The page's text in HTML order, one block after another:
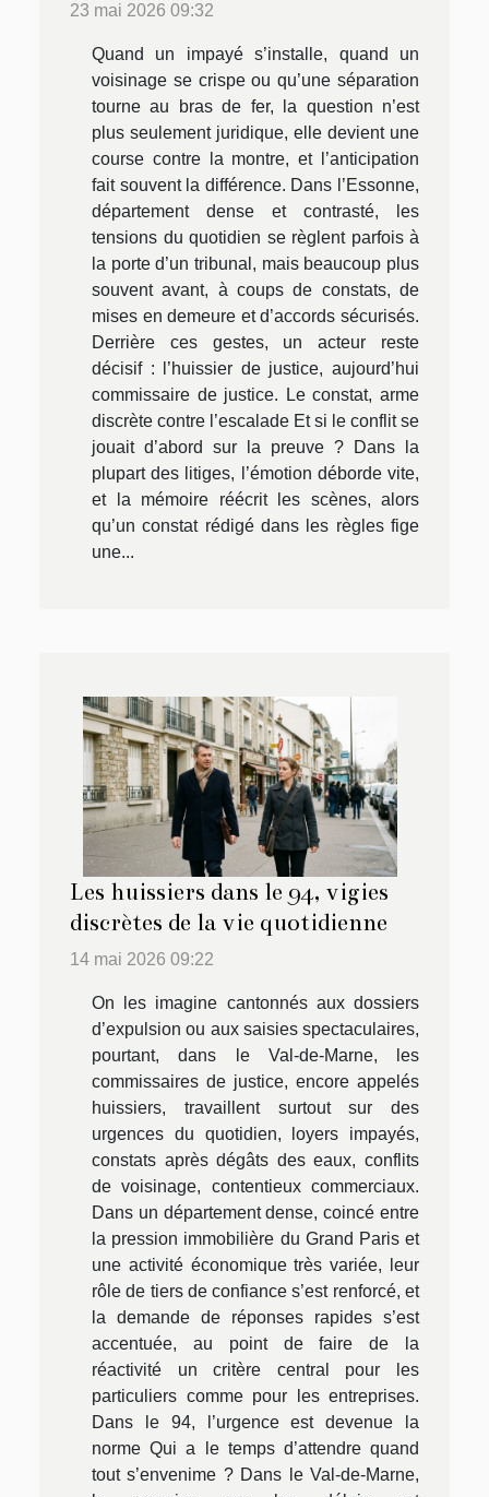
23 mai 2026 09:32
Quand un impayé s’installe, quand un
voisinage se crispe ou qu’une séparation
tourne au bras de fer, la question n’est
plus seulement juridique, elle devient une
course contre la montre, et l’anticipation
fait souvent la différence. Dans l’Essonne,
département dense et contrasté, les
tensions du quotidien se règlent parfois à
la porte d’un tribunal, mais beaucoup plus
souvent avant, à coups de constats, de
mises en demeure et d’accords sécurisés.
Derrière ces gestes, un acteur reste
décisif : l’huissier de justice, aujourd’hui
commissaire de justice. Le constat, arme
discrète contre l’escalade Et si le conflit se
jouait d’abord sur la preuve ? Dans la
plupart des litiges, l’émotion déborde vite,
et la mémoire réécrit les scènes, alors
qu’un constat rédigé dans les règles fige
une...
Les huissiers dans le 94, vigies
discrètes de la vie quotidienne
14 mai 2026 09:22
On les imagine cantonnés aux dossiers
d’expulsion ou aux saisies spectaculaires,
pourtant, dans le Val-de-Marne, les
commissaires de justice, encore appelés
huissiers, travaillent surtout sur des
urgences du quotidien, loyers impayés,
constats après dégâts des eaux, conflits
de voisinage, contentieux commerciaux.
Dans un département dense, coincé entre
la pression immobilière du Grand Paris et
une activité économique très variée, leur
rôle de tiers de confiance s’est renforcé, et
la demande de réponses rapides s’est
accentuée, au point de faire de la
réactivité un critère central pour les
particuliers comme pour les entreprises.
Dans le 94, l’urgence est devenue la
norme Qui a le temps d’attendre quand
tout s’envenime ? Dans le Val-de-Marne,